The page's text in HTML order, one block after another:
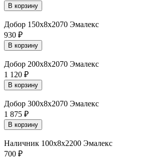
В корзину
Добор 150х8х2070 Эмалекс
930 ₽
В корзину
Добор 200х8х2070 Эмалекс
1 120 ₽
В корзину
Добор 300х8х2070 Эмалекс
1 875 ₽
В корзину
Наличник 100х8х2200 Эмалекс
700 ₽